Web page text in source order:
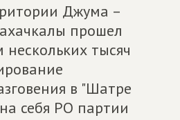
Джума –
прошел
тысяч
в "Шатре
себя РО партии